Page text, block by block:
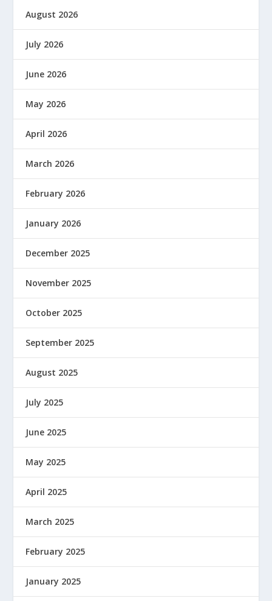
August 2026
July 2026
June 2026
May 2026
April 2026
March 2026
February 2026
January 2026
December 2025
November 2025
October 2025
September 2025
August 2025
July 2025
June 2025
May 2025
April 2025
March 2025
February 2025
January 2025